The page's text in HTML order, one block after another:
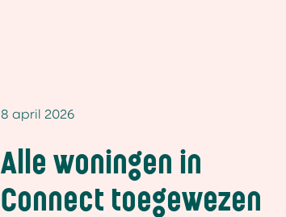
8 april 2026
Alle woningen in
Connect toegewezen